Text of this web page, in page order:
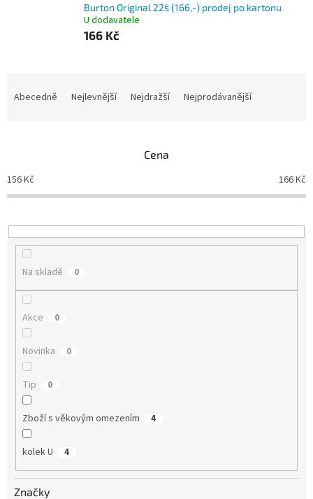
Burton Original 22´s (166,-) prodej po kartonu
U dodavatele
166 Kč
p
r
o
u
Abecedně Nejlevnější Nejdražší Nejprodávanější
Cena
156Kč 166Kč
Na skladě 0
Akce 0
Novinka 0
Tip 0
Zboží s věkovým omezením 4
kolek U 4
Značky